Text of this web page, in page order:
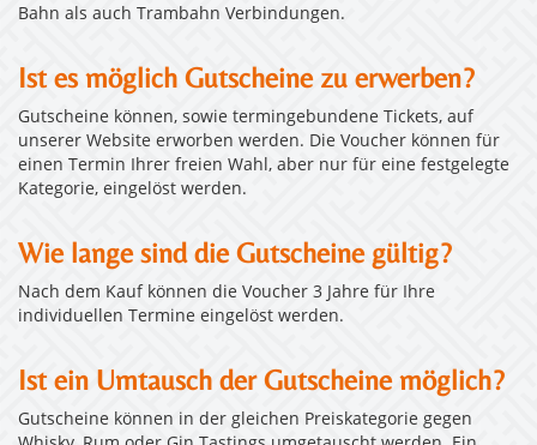
Bahn als auch Trambahn Verbindungen.
Ist es möglich Gutscheine zu erwerben?
Gutscheine können, sowie termingebundene Tickets, auf
unserer Website erworben werden. Die Voucher können für
einen Termin Ihrer freien Wahl, aber nur für eine festgelegte
Kategorie, eingelöst werden.
Wie lange sind die Gutscheine gültig?
Nach dem Kauf können die Voucher 3 Jahre für Ihre
individuellen Termine eingelöst werden.
Ist ein Umtausch der Gutscheine möglich?
Gutscheine können in der gleichen Preiskategorie gegen